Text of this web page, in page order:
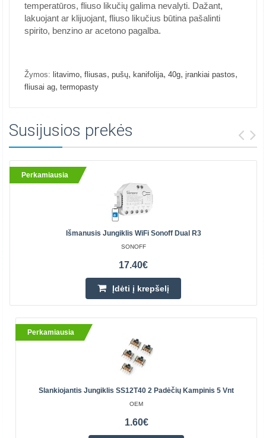
temperatūros, fliuso likučių galima nevalyti. Dažant,
lakuojant ar klijuojant, fliuso likučius būtina pašalinti
spirito, benzino ar acetono pagalba.
Žymos: litavimo, fliusas, pušų, kanifolija, 40g, įrankiai pastos,
fliusai ag, termopasty
Susijusios prekės
Perkamiausia
Išmanusis Jungiklis WiFi Sonoff Dual R3
SONOFF
17.40€
Įdėti į krepšelį
Perkamiausia
Slankiojantis Jungiklis SS12T40 2 Padėčių Kampinis 5 Vnt
OEM
1.60€